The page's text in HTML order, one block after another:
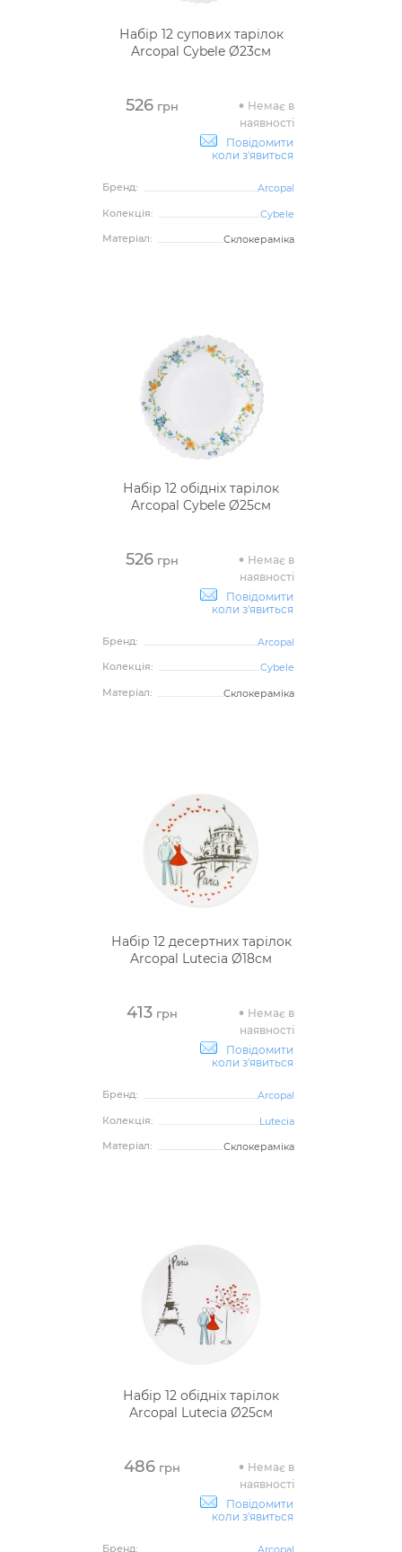
Набір 12 супових тарілок
Arcopal Cybele Ø23см
526грн
Немає в
наявності
Повідомити
коли з'явиться
Бренд:
Arcopal
Колекція:
Cybele
Матеріал:
Склокераміка
Набір 12 обідніх тарілок
Arcopal Cybele Ø25см
526грн
Немає в
наявності
Повідомити
коли з'явиться
Бренд:
Arcopal
Колекція:
Cybele
Матеріал:
Склокераміка
Набір 12 десертних тарілок
Arcopal Lutecia Ø18см
413грн
Немає в
наявності
Повідомити
коли з'явиться
Бренд:
Arcopal
Колекція:
Lutecia
Матеріал:
Склокераміка
Набір 12 обідніх тарілок
Arcopal Lutecia Ø25см
486грн
Немає в
наявності
Повідомити
коли з'явиться
Бренд:
Arcopal